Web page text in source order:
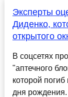
Эксперты
Диденко,
открытого
В соцсетях
"аптечного
которой
дня